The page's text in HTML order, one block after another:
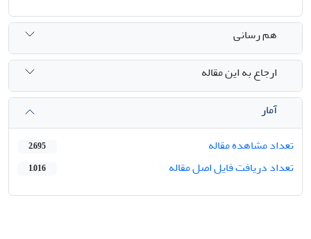
هم رسانی
ارجاع به این مقاله
آمار
تعداد مشاهده مقاله
2,695
تعداد دریافت فایل اصل مقاله 1,016